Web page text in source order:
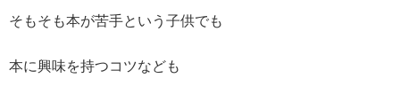
そもそも本が苦手という子供でも
本に興味を持つコツなども